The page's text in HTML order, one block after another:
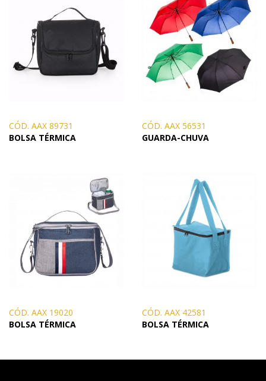
CÓD. AAX 89731
BOLSA TÉRMICA
CÓD. AAX 56531
GUARDA-CHUVA
CÓD. AAX 19020
BOLSA TÉRMICA
CÓD. AAX 42581
BOLSA TÉRMICA